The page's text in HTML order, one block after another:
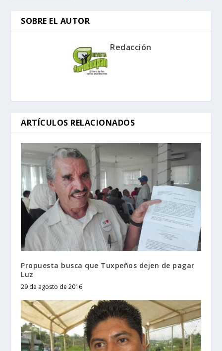
SOBRE EL AUTOR
Redacción
ARTÍCULOS RELACIONADOS
Propuesta busca que Tuxpeños dejen de pagar
Luz
29 de agosto de 2016